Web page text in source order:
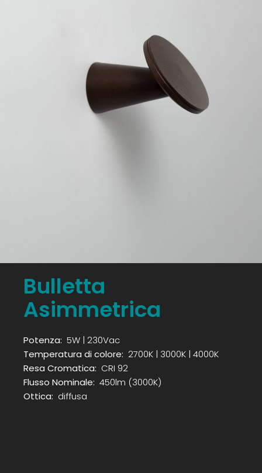
Bulletta
Asimmetrica
Potenza: 5W | 230Vac
Temperatura di colore: 2700K | 3000K | 4000K
Resa Cromatica: CRI 92
Flusso Nominale: 450lm (3000K)
Ottica: diffusa